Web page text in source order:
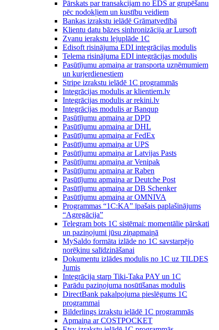
Pārskats par transakcijam no EDS ar grupēšanu
pēc nodokļiem un kustību veidiem
Bankas izrakstu ielādē Grāmatvedībā
Klientu datu bāzes sinhronizācija ar Lursoft
Zvanu ierakstu lejuplāde 1C
Edisoft risinājuma EDI integrācijas modulis
Telema risinājuma EDI integrācijas modulis
Pasūtījumu apmaiņa ar transporta uzņēmumiem
un kurjerdienestiem
Stripe izrakstu ielādē 1C programmās
Integrācijas modulis ar klientiem.lv
Integrācijas modulis ar rekini.lv
Integrācijas modulis ar Banqup
Pasūtījumu apmaiņa ar DPD
Pasūtījumu apmaiņa ar DHL
Pasūtījumu apmaiņa ar FedEx
Pasūtījumu apmaiņa ar UPS
Pasūtījumu apmaiņa ar Latvijas Pasts
Pasūtījumu apmaiņa ar Venipak
Pasūtījumu apmaiņa ar Raben
Pasūtījumu apmaiņa ar Deutche Post
Pasūtījumu apmaiņa ar DB Schenker
Pasūtījumu apmaiņa ar OMNIVA
Programmas “1C:KA” īpašais paplašinājums
“Agregācija”
Telegram bots 1C sistēmai: momentālie pārskati
un paziņojumi jūsu ziņapmaiņā
MySaldo formāta izlāde no 1C savstarpējo
norēķinu salīdzināšanai
Dokumentu izlādes modulis no 1C uz TILDES
Jumis
Integrācija starp Tiki-Taka PAY un 1C
Parādu paziņojuma nosūtīšanas modulis
DirectBank pakalpojuma pieslēgums 1C
programmai
Bilderlings izrakstu ielādē 1C programmās
Apmaiņa ar COSTPOCKET